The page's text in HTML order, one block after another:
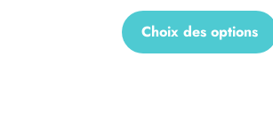
Choix des options